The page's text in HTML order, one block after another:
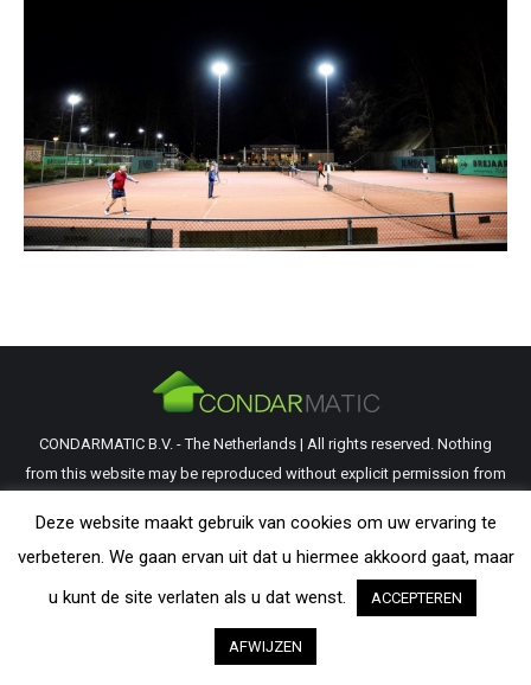
CONDARMATIC B.V. - The Netherlands | All rights reserved. Nothing
from this website may be reproduced without explicit permission from
their respective owners. The information provided on this website is a
guideline and should be verified by the visitor as to its applicability.
Deze website maakt gebruik van cookies om uw ervaring te
verbeteren. We gaan ervan uit dat u hiermee akkoord gaat, maar
u kunt de site verlaten als u dat wenst.
ACCEPTEREN
AFWIJZEN